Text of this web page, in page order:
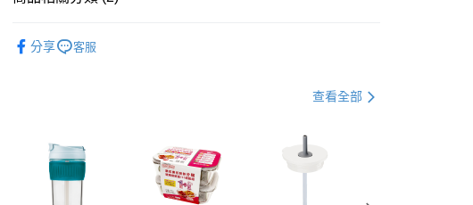
完成交易。
3.實際核准額度、可分期數及費用金額請依後續交易確認頁面所載為準。
消。如遇「轉專審核」未通過狀況，表示未達大哥付你分期系統評分，恕
1.分期款項不併入電信帳單，「大哥付你分期」於每月結算日後寄送繳費提
醒簡訊。
2.透過簡訊連結打開帳單後，可選擇「超商條碼／台灣大直營門市／銀行轉
帳／街口支付／iPASS MONEY」等通路繳費。
運送方式
每筆NT$80，滿NT$888(含以上)免運費
分享 客服
查看全部